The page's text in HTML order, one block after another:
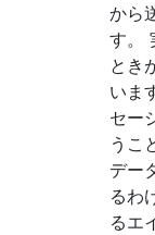
から
す。
とき
いま
セー
うこ
デー
るわ
るエ